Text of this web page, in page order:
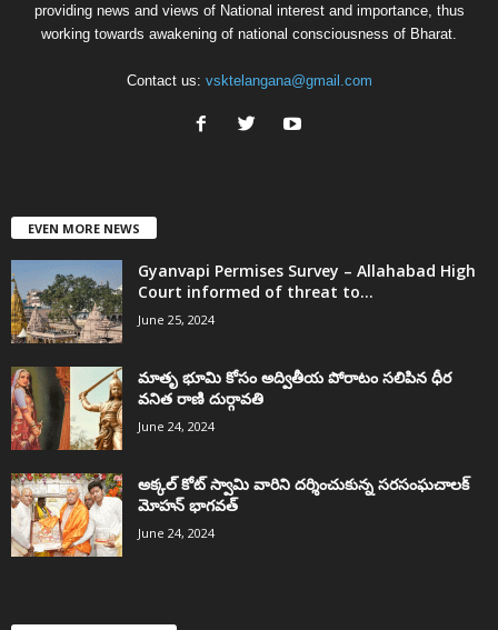
providing news and views of National interest and importance, thus
working towards awakening of national consciousness of Bharat.
Contact us: vsktelangana@gmail.com
EVEN MORE NEWS
Gyanvapi Permises Survey – Allahabad High
Court informed of threat to...
June 25, 2024
మాతృ భూమి కోసం అద్వితీయ పోరాటం సలిపిన ధీర
వనిత రాణి దుర్గావతి
June 24, 2024
అక్కల్‌ కోట్‌ స్వామి వారిని దర్శించుకున్న సరసంఘచాలక్
మోహన్ భాగవత్
June 24, 2024